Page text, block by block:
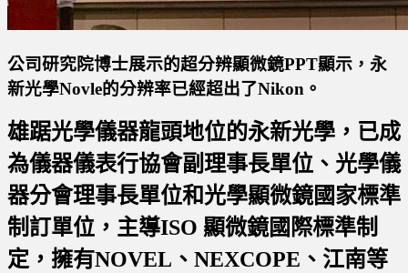
公司研究院博士展示的超分辨顯微鏡PPT顯示，永
新光學Novle的分辨率已經超出了Nikon。
雄踞光學儀器龍頭地位的永新光學，已成
為儀器儀表行協會副理事長單位、光學儀
器分會理事長單位和光學顯微鏡國家標準
制訂單位， 主導ISO 顯微鏡國際標準制
定，擁有NOVEL、NEXCOPE、江南等